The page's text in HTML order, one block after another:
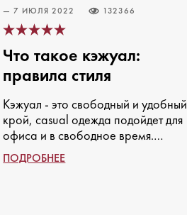
— 7 ИЮЛЯ 2022 132366
Что такое кэжуал:
правила стиля
Кэжуал - это свободный и удобный
крой, casual одежда подойдет для
офиса и в свободное время.
Рассмотри разные направления:
smart casual, business casual. Стиль
ПОДРОБНЕЕ